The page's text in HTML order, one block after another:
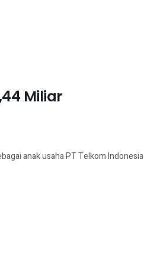
Miliar
anak usaha PT Telkom Indonesia